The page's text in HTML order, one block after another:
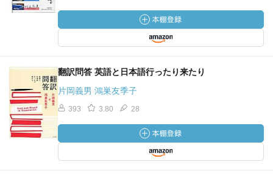
翻訳問答 英語と日本語行ったり来たり
片岡義男 鴻巣友季子
393 3.80 28